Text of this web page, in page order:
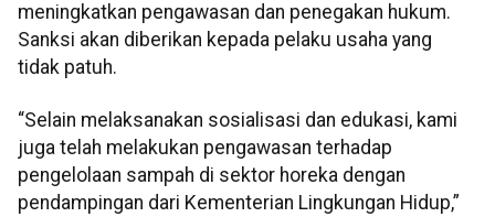
meningkatkan pengawasan dan penegakan hukum.
Sanksi akan diberikan kepada pelaku usaha yang
tidak patuh.
“Selain melaksanakan sosialisasi dan edukasi, kami
juga telah melakukan pengawasan terhadap
pengelolaan sampah di sektor horeka dengan
pendampingan dari Kementerian Lingkungan Hidup,”